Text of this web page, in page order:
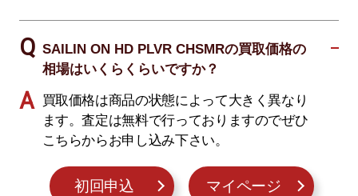
SAILIN ON HD PLVR CHSMRの買取価格の
相場はいくらくらいですか？
買取価格は商品の状態によって大きく異なり
ます。査定は無料で行っておりますのでぜひ
こちらからお申し込み下さい。
初回申込 マイページ